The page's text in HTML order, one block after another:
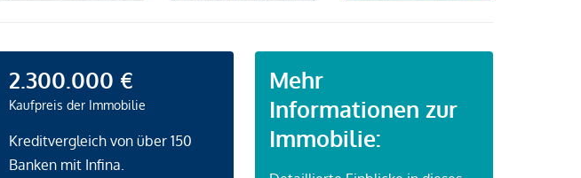
2.300.000 €
Kaufpreis der Immobilie
Kreditvergleich von über 150
Banken mit Infina.
Mehr
Informationen zur
Immobilie: